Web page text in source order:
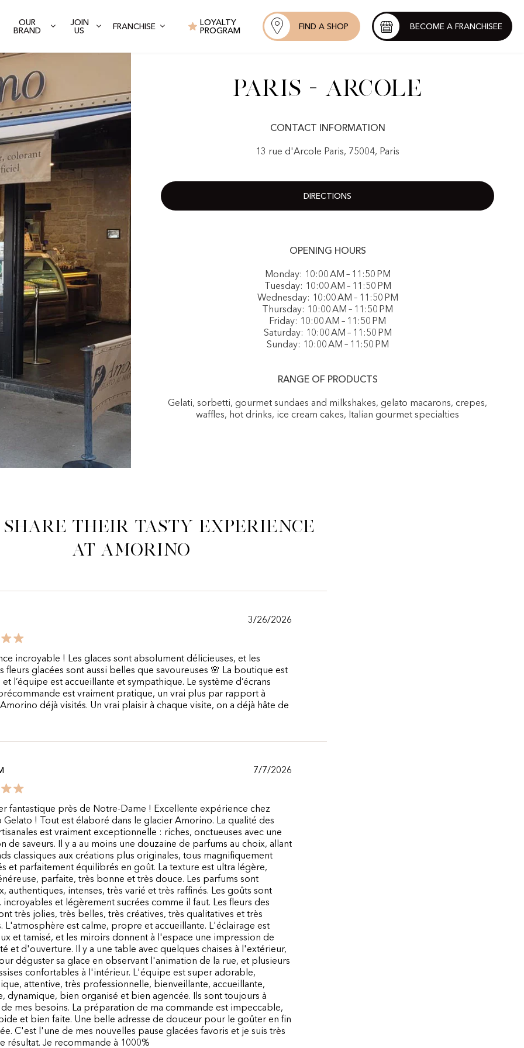
OUR
BRAND
JOIN
US
FRANCHISE
LOYALTY
PROGRAM
FIND A SHOP BECOME A FRANCHISEE
Paris - Arcole
CONTACT INFORMATION
13 rue d'Arcole Paris, 75004, Paris
DIRECTIONS
OPENING HOURS
Monday: 10:00 AM – 11:50 PM
Tuesday: 10:00 AM – 11:50 PM
Wednesday: 10:00 AM – 11:50 PM
Thursday: 10:00 AM – 11:50 PM
Friday: 10:00 AM – 11:50 PM
Saturday: 10:00 AM – 11:50 PM
Sunday: 10:00 AM – 11:50 PM
RANGE OF PRODUCTS
Gelati, sorbetti, gourmet sundaes and milkshakes, gelato macarons, crepes,
waffles, hot drinks, ice cream cakes, Italian gourmet specialties
share their tasty experience
at Amorino
3/26/2026
incroyable ! Les glaces sont absolument délicieuses, et les
fleurs glacées sont aussi belles que savoureuses 🌸 La boutique est
l’équipe est accueillante et sympathique. Le système d’écrans
est vraiment pratique, un vrai plus par rapport à
Amorino déjà visités. Un vrai plaisir à chaque visite, on a déjà hâte de
7/7/2026
fantastique près de Notre-Dame ! Excellente expérience chez
Gelato ! Tout est élaboré dans le glacier Amorino. La qualité des
est vraiment exceptionnelle : riches, onctueuses avec une
de saveurs. Il y a au moins une douzaine de parfums au choix, allant
classiques aux créations plus originales, tous magnifiquement
et parfaitement équilibrés en goût. La texture est ultra légère,
parfaite, très bonne et très douce. Les parfums sont
authentiques, intenses, très varié et très raffinés. Les goûts sont
incroyables et légèrement sucrées comme il faut. Les fleurs des
très jolies, très belles, très créatives, très qualitatives et très
L'atmosphère est calme, propre et accueillante. L'éclairage est
et tamisé, et les miroirs donnent à l'espace une impression de
et d'ouverture. Il y a une table avec quelques chaises à l'extérieur,
déguster sa glace en observant l'animation de la rue, et plusieurs
confortables à l'intérieur. L'équipe est super adorable,
attentive, très professionnelle, bienveillante, accueillante,
dynamique, bien organisé et bien agencée. Ils sont toujours à
mes besoins. La préparation de ma commande est impeccable,
et bien faite. Une belle adresse de douceur pour le goûter en fin
C'est l'une de mes nouvelles pause glacées favoris et je suis très
résultat. Je recommande à 1000%